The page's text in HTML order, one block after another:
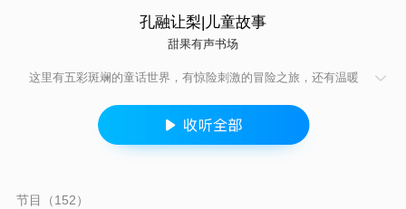
孔融让梨|儿童故事
甜果有声书场
这里有五彩斑斓的童话世界，有惊险刺激的冒险之旅，还有温暖
小狗踏上寻找宝藏的道路，善良的小兔子与小伙伴们共同守护森
林。儿童故事就像一个巨大的宝藏盒，装满了无尽的惊喜与欢
乐。让孩子在故事的海洋中畅游，激发想象力与创造力，培养乐
节目（152）